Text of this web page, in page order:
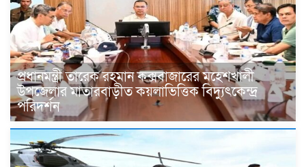
প্রধানমন্ত্রী তারেক রহমান কক্সবাজারের মহেশখালী
উপজেলার মাতারবাড়ীত কয়লাভিত্তিক বিদ্যুৎকেন্দ্র
পরিদর্শন